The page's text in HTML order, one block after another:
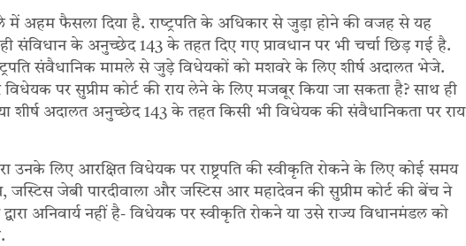
में अहम फैसला दिया है. राष्‍ट्रपति के अधिकार से जुड़ा होने की वजह से यह
संविधान के अनुच्‍छेद 143 के तहत दिए गए प्रावधान पर भी चर्चा छिड़ गई है.
संवैधानिक मामले से जुड़े विधेयकों को मशवरे के लिए शीर्ष अदालत भेजे.
विधेयक पर सुप्रीम कोर्ट की राय लेने के लिए मजबूर किया जा सकता है? साथ ही
अदालत अनुच्‍छेद 143 के तहत किसी भी विधेयक की संवैधानिकता पर राय
उनके लिए आरक्षित विधेयक पर राष्ट्रपति की स्वीकृति रोकने के लिए कोई समय
जस्टिस जेबी पारदीवाला और जस्टिस आर महादेवन की सुप्रीम कोर्ट की बेंच ने
अनिवार्य नहीं है- विधेयक पर स्वीकृति रोकने या उसे राज्य विधानमंडल को